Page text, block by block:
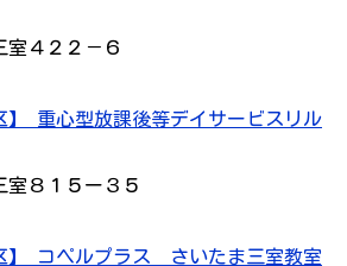
室４２２－６
】 重心型放課後等デイサービスリル
室８１５ー３５
】 コペルプラス さいたま三室教室